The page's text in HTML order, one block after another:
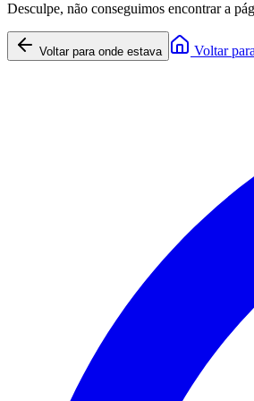
Desculpe, não conseguimos encontrar a
Voltar para onde estava Voltar